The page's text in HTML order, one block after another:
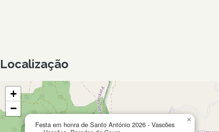
Localização
Festa em honra de Santo António 2026 - Vascões
×
+
−